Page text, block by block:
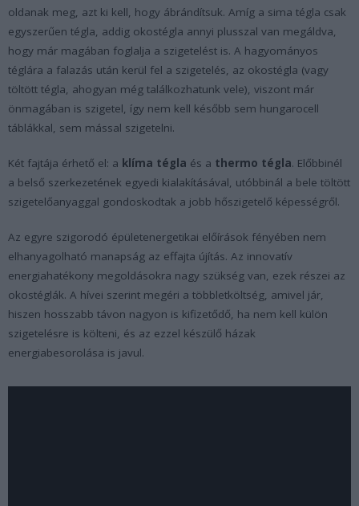
oldanak meg, azt ki kell, hogy ábrándítsuk. Amíg a sima tégla csak
egyszerűen tégla, addig okostégla annyi plusszal van megáldva,
hogy már magában foglalja a szigetelést is. A hagyományos
téglára a falazás után kerül fel a szigetelés, az okostégla (vagy
töltött tégla, ahogyan még találkozhatunk vele), viszont már
önmagában is szigetel, így nem kell később sem hungarocell
táblákkal, sem mással szigetelni.
Két fajtája érhető el: a klíma tégla és a thermo tégla. Előbbinél
a belső szerkezetének egyedi kialakításával, utóbbinál a bele töltött
szigetelőanyaggal gondoskodtak a jobb hőszigetelő képességről.
Az egyre szigorodó épületenergetikai előírások fényében nem
elhanyagolható manapság az effajta újítás. Az innovatív
energiahatékony megoldásokra nagy szükség van, ezek részei az
okostéglák. A hívei szerint megéri a többletköltség, amivel jár,
hiszen hosszabb távon nagyon is kifizetődő, ha nem kell külön
szigetelésre is költeni, és az ezzel készülő házak
energiabesorolása is javul.